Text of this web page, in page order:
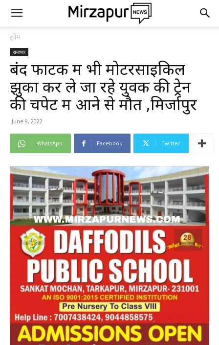
होम
समाचार
बंद फाटक में भी मोटरसाइकिल
झुका कर ले जा रहे युवक की ट्रेन
की चपेट में आने से मौत ,मिर्जापुर
June 9, 2022
WhatsApp Facebook Twitter